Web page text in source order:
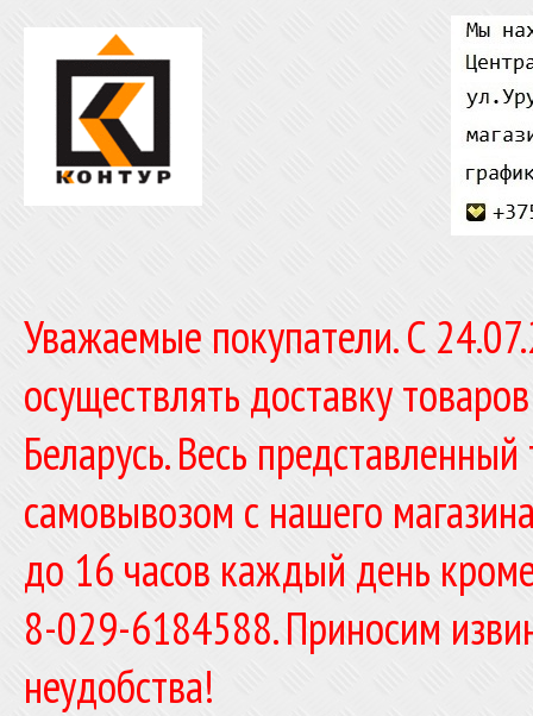
Уважаемые покупатели. C
осуществлять доставку
Беларусь. Весь
самовывозом с нашего
до 16 часов каждый день
8-029-6184588. Приносим
неудобства!